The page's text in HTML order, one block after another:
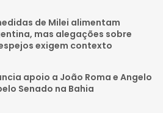
b
g
a
de Milei alimentam
mas alegações sobre
exigem contexto
apoio a João Roma e Angelo
Senado na Bahia